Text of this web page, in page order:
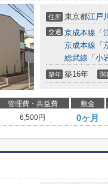
住所 東京都江戸
交通 京成本線 「
京成本線 「
総武線 「 小
築年 築16年 階
管理費・共益費 敷金
6,500円 0ヶ月